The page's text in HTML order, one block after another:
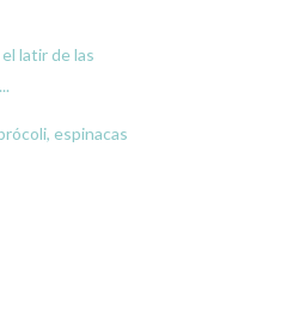
latir de las
espinacas